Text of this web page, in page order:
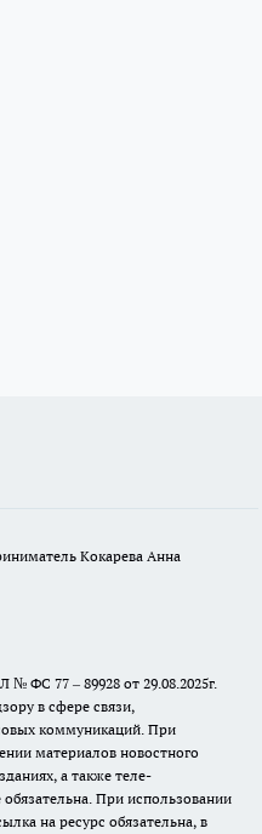
Кокарева Анна
ФС 77 – 89928 от 29.08.2025г.
в сфере связи,
коммуникаций. При
материалов новостного
а также теле-
При использовании
на ресурс обязательна, в